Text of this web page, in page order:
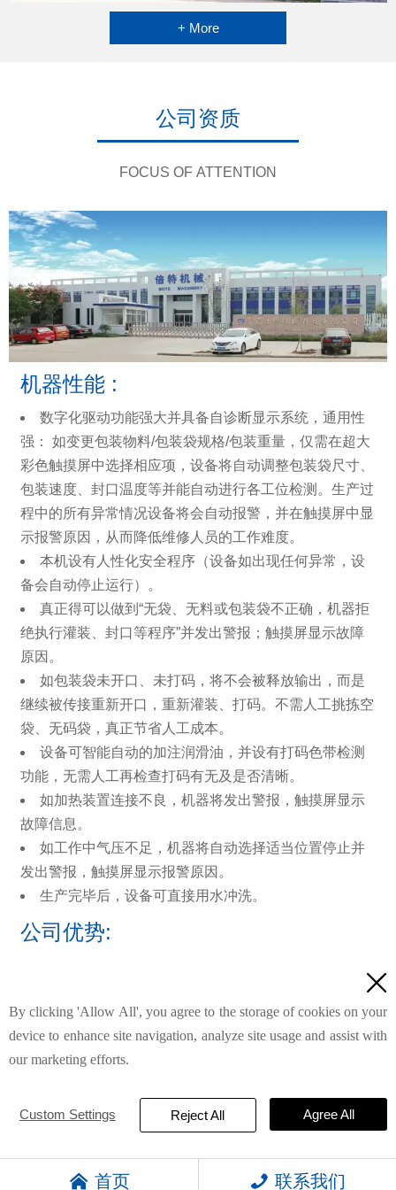
+ More
公司资质
FOCUS OF ATTENTION
机器性能 :
数字化驱动功能强大并具备自诊断显示系统，通用性
强： 如变更包装物料/包装袋规格/包装重量，仅需在超大
彩色触摸屏中选择相应项，设备将自动调整包装袋尺寸、
包装速度、封口温度等并能自动进行各工位检测。生产过
程中的所有异常情况设备将会自动报警，并在触摸屏中显
示报警原因，从而降低维修人员的工作难度。
本机设有人性化安全程序（设备如出现任何异常，设
备会自动停止运行）。
真正得可以做到“无袋、无料或包装袋不正确，机器拒
绝执行灌装、封口等程序”并发出警报；触摸屏显示故障
原因。
如包装袋未开口、未打码，将不会被释放输出，而是
继续被传接重新开口，重新灌装、打码。不需人工挑拣空
袋、无码袋，真正节省人工成本。
设备可智能自动的加注润滑油，并设有打码色带检测
功能，无需人工再检查打码有无及是否清晰。
如加热装置连接不良，机器将发出警报，触摸屏显示
故障信息。
如工作中气压不足，机器将自动选择适当位置停止并
发出警报，触摸屏显示报警原因。
生产完毕后，设备可直接用水冲洗。
公司优势:
革新及提升制造水平和员工素质，高标准严要求进行生产
销售和服务，深受国内外消费者信赖！
此外，公司注重与时俱进，懂得整合资源，不断学
习、引进国外先进技术，在国内率先推出数字化给袋式全
“始于质量，终于服务”是倍特的经营之道。倍特机械全
体员工源于国内外广大客户精诚合作，共创美好生活！
 首页  联系我们

By clicking 'Allow All', you agree to the storage of cookies on your
device to enhance site navigation, analyze site usage and assist with
our marketing efforts.
Custom Settings Reject All Agree All